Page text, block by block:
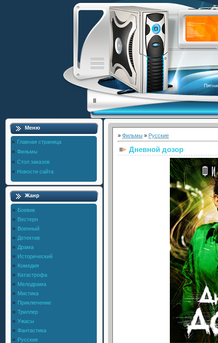
Меню
Главная страница
Фильмы
Стол заказов
Новости сайта
Жанр
Боевик
Вестерн
Военный
Детектив
Драма
Исторический
Комедия
Катастрофа
Мелодрама
Мистика
Приключение
Триллер
Ужасы
Фантастика
Русские
» Фильмы » Русские
Дневной дозор